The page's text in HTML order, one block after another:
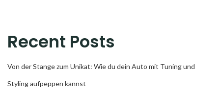
Recent Posts
Von der Stange zum Unikat: Wie du dein Auto mit Tuning und
Styling aufpeppen kannst